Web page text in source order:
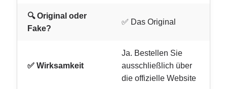
🔍 Original oder
Fake?
✅ Das Original
✅ Wirksamkeit
Ja. Bestellen Sie
ausschließlich über
die offizielle Website